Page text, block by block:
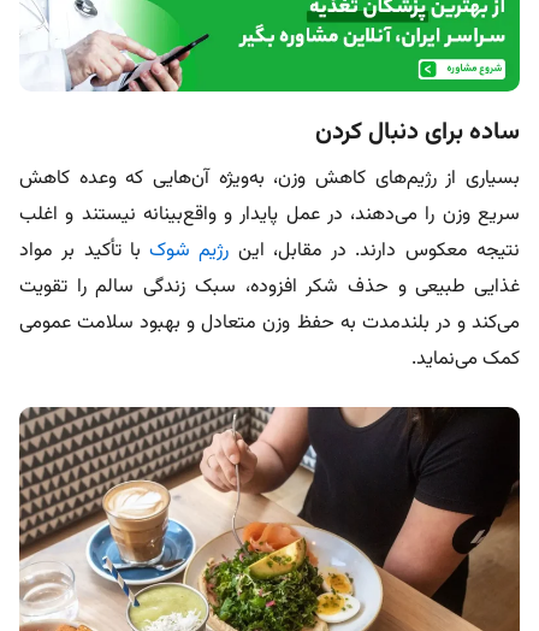
ساده برای دنبال کردن
بسیاری از رژیم‌های کاهش وزن، به‌ویژه آن‌هایی که وعده کاهش
سریع وزن را می‌دهند، در عمل پایدار و واقع‌بینانه نیستند و اغلب
نتیجه معکوس دارند. در مقابل، این رژیم شوکبا تأکید بر مواد
غذایی طبیعی و حذف شکر افزوده، سبک زندگی سالم را تقویت
می‌کند و در بلندمدت به حفظ وزن متعادل و بهبود سلامت عمومی
کمک می‌نماید.